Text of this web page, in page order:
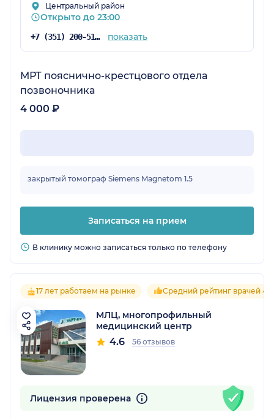
Центральный район
Открыто до 23:00
+7 (351) 200-51-97 показать
МРТ пояснично-крестцового отдела
позвоночника
4 000 ₽
закрытый томограф Siemens Magnetom 1.5
Записаться на прием
В клинику можно записаться только по телефону
17 лет работаем на рынке Средний рейтинг врачей 4.6
МЛЦ, многопрофильный
медицинский центр
4.6 56 отзывов
Лицензия проверена